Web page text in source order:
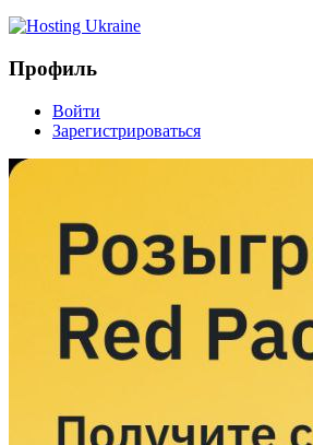
Профиль
Войти
Зарегистрироваться